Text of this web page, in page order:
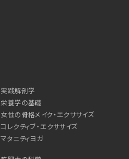
実践解剖学
栄養学の基礎
女性の骨格メイク・エクササイズ
コレクティブ・エクササイズ
マタニティヨガ